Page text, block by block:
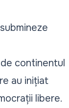
continentul
au inițiat
libere.